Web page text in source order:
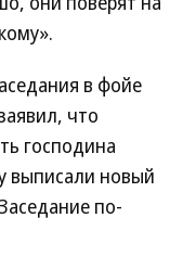
в фойе
что
господина
выписали новый
по-